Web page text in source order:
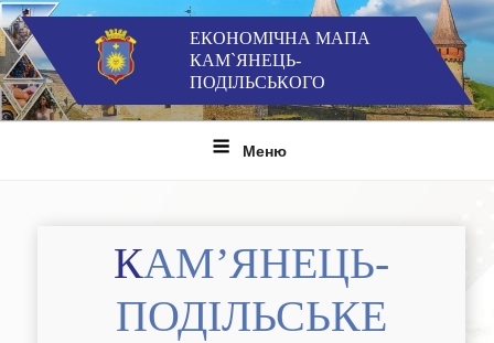
Перейти
до
вмісту
ЕКОНОМІЧНА МАПА
КАМ`ЯНЕЦЬ-
ПОДІЛЬСЬКОГО
Меню
КАМ’ЯНЕЦЬ-
ПОДІЛЬСЬКЕ